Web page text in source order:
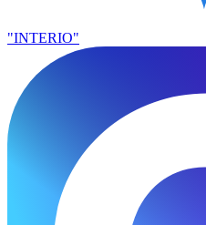
"INTERIO"